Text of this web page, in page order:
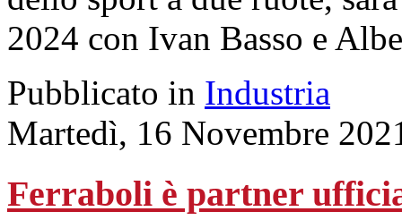
2024 con Ivan Basso e
Pubblicato in Industria
Martedì, 16 Novembre
Ferraboli è partner